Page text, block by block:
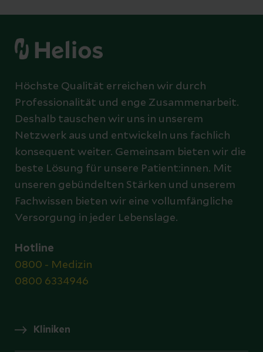
Höchste Qualität erreichen wir durch
Professionalität und enge Zusammenarbeit.
Deshalb tauschen wir uns in unserem
Netzwerk aus und entwickeln uns fachlich
konsequent weiter. Gemeinsam bieten wir die
beste Lösung für unsere Patient:innen. Mit
unseren gebündelten Stärken und unserem
Fachwissen bieten wir eine vollumfängliche
Versorgung in jeder Lebenslage.
Hotline
0800 - Medizin
0800 6334946
Kliniken